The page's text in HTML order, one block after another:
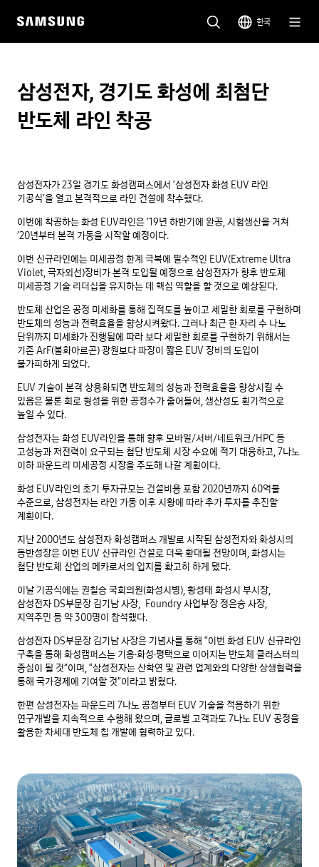
한국
삼성전자, 경기도 화성에 최첨단
반도체 라인 착공
삼성전자가 23일 경기도 화성캠퍼스에서 ‘삼성전자 화성 EUV 라인
기공식’을 열고 본격적으로 라인 건설에 착수했다.
이번에 착공하는 화성 EUV라인은 ’19년 하반기에 완공, 시험생산을 거쳐
’20년부터 본격 가동을 시작할 예정이다.
이번 신규라인에는 미세공정 한계 극복에 필수적인 EUV(Extreme Ultra
Violet, 극자외선)장비가 본격 도입될 예정으로 삼성전자가 향후 반도체
미세공정 기술 리더십을 유지하는 데 핵심 역할을 할 것으로 예상된다.
반도체 산업은 공정 미세화를 통해 집적도를 높이고 세밀한 회로를 구현하며
반도체의 성능과 전력효율을 향상시켜왔다. 그러나 최근 한 자리 수 나노
단위까지 미세화가 진행됨에 따라 보다 세밀한 회로를 구현하기 위해서는
기존 ArF(불화아르곤) 광원보다 파장이 짧은 EUV 장비의 도입이
불가피하게 되었다.
EUV 기술이 본격 상용화되면 반도체의 성능과 전력효율을 향상시킬 수
있음은 물론 회로 형성을 위한 공정수가 줄어들어, 생산성도 획기적으로
높일 수 있다.
삼성전자는 화성 EUV라인을 통해 향후 모바일/서버/네트워크/HPC 등
고성능과 저전력이 요구되는 첨단 반도체 시장 수요에 적기 대응하고, 7나노
이하 파운드리 미세공정 시장을 주도해 나갈 계획이다.
화성 EUV라인의 초기 투자규모는 건설비용 포함 2020년까지 60억불
수준으로, 삼성전자는 라인 가동 이후 시황에 따라 추가 투자를 추진할
계획이다.
지난 2000년도 삼성전자 화성캠퍼스 개발로 시작된 삼성전자와 화성시의
동반성장은 이번 EUV 신규라인 건설로 더욱 확대될 전망이며, 화성시는
첨단 반도체 산업의 메카로서의 입지를 확고히 하게 됐다.
이날 기공식에는 권칠승 국회의원(화성시병), 황성태 화성시 부시장,
삼성전자 DS부문장 김기남 사장, Foundry 사업부장 정은승 사장,
지역주민 등 약 300명이 참석했다.
삼성전자 DS부문장 김기남 사장은 기념사를 통해 “이번 화성 EUV 신규라인
구축을 통해 화성캠퍼스는 기흥·화성·평택으로 이어지는 반도체 클러스터의
중심이 될 것”이며, “삼성전자는 산학연 및 관련 업계와의 다양한 상생협력을
통해 국가경제에 기여할 것”이라고 밝혔다.
한편 삼성전자는 파운드리 7나노 공정부터 EUV 기술을 적용하기 위한
연구개발을 지속적으로 수행해 왔으며, 글로벌 고객과도 7나노 EUV 공정을
활용한 차세대 반도체 칩 개발에 협력하고 있다.